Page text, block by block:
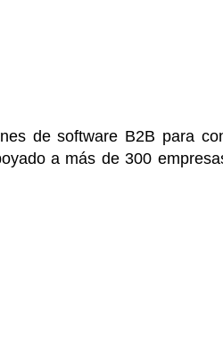
de software B2B para
a más de 300